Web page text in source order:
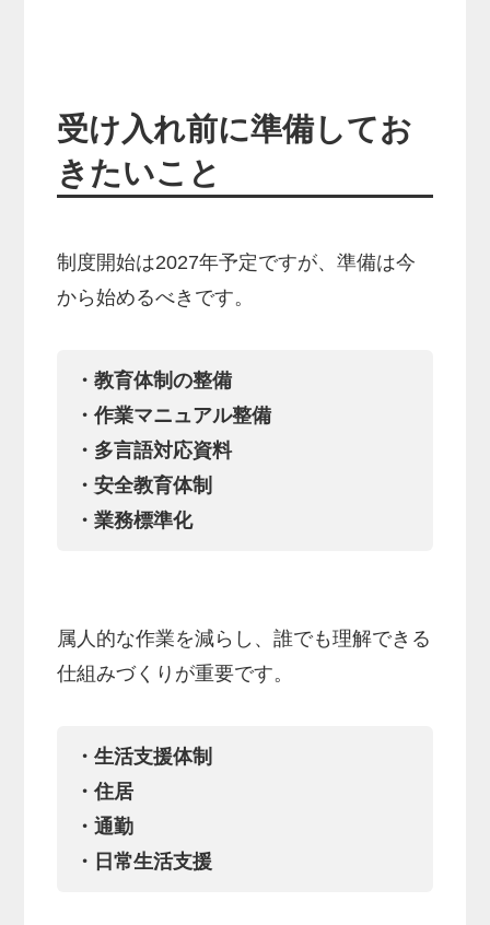
受け入れ前に準備してお
きたいこと
制度開始は2027年予定ですが、準備は今
から始めるべきです。
・教育体制の整備
・作業マニュアル整備
・多言語対応資料
・安全教育体制
・業務標準化
属人的な作業を減らし、誰でも理解できる
仕組みづくりが重要です。
・生活支援体制
・住居
・通勤
・日常生活支援